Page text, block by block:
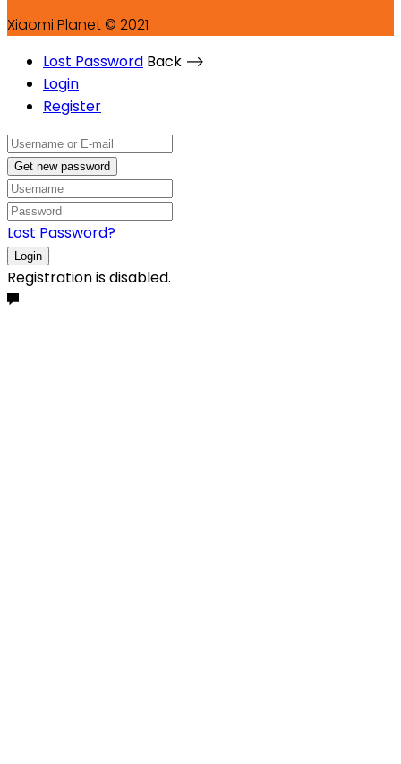
Xiaomi Planet © 2021
Lost Password Back ⟶
Login
Register
Get new password
Lost Password?
Login
Registration is disabled.